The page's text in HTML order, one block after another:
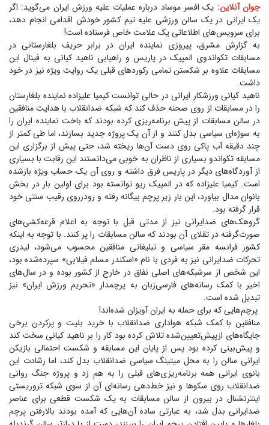
جوان آنلاین: یک افسر موساد درباره عملیات علیه ورزش ایران می‌گوید: اگر
یک ایرانی در یک سالن ورزشی علیه تیم کشور خودش اقدامی انجام دهد،
برای سرویس‌های اطلاعاتی یک علامت خاص فرستاده است!
به گزارش مشرق، پیروزی نماینده ایران در برابر حریف بلغارستانی در
مسابقات تکواندوی المپیک در پاریس و راهیابی ناهید کیانی به فینال این
مسابقات علاوه بر شکستن تمامی رکورد‌های قبلی یک روایت ویژه نیز در خود
داشت.
ناهید کیانی ورزشکار ایرانی در حالی توانست کیمیا علیزاده نماینده بلغارستان
را در مسابقات از روی صحنه حذف کند که شبکه ضدانقلاب با هدایت منافقین
در سالن مسابقات از پیش برنامه‌ریزی کرده بودند که باخت نماینده ایران را
به سوژه‌ای سیاسی بدل کنند و از آن یک پروژه جدید بسازند، اما طی کمتر از
چند دقیقه آب پاکی روی دست آن‌ها ریخته شد، حتی پیش از برگزاری این
مسابقه تکواندو بسیاری از ناظران به خوبی می‌دانستند این رقابت با بسیاری
از آوردگاه‌های دیگر در پاریس فرق داشته و روی آن یک حساب ویژه بازشده
است. کیمیا علیزاده که در المپیک ریو توانسته بود برای اولین بار در بخش
بانوان مدال بیاورد، این بار زیر پرچم بیگانه رفته و رودرروی رقیب سنتی خود
قرار گرفته بود.
گروهک‌های ضدایرانی نیز از مدتی قبل با توجه به اعلام قرعه‌کشی‌های
صورت‌گرفته در تقلای آن بودند که سالن مسابقات را پر کنند. با توجه به اینکه
کشور فرانسه مقر سیاسی و تبلیغاتی منافقین محسوب می‌شود، لیدری
تحرکات ضدایرانی نیز به فردی با نام «اسکندر مسلم فیلابی» سپرده‌شده بود،
این شخص از سرشبکه‌های اصلی نفاق در خارج از کشور بوده و در سال‌های
اخیر با کمک رسانه‌های فارسی‌زبان به پرچمدار «تحریم ورزش ایران» نیز
تبدیل شده است.
پرچم‌هایی که برای حمله به ایران آویزان شده‌اند!
منافقین با کمک شبکه هواداری ضدانقلاب با خرید بلیت و پرکردن برخی
جایگاه‌های از‌پیش‌تعیین‌شده تلاش کرده بود کار را بر ناهید کیانی سخت کند
و پیش‌بینی کرده بود پس از پایان این مسابقه و شکست احتمالی بازیکن
ایرانی سالن را به محل میتینگ سیاسی ضدانقلاب بدل کند، اما رشادت این
بانوی ایرانی همه برنامه‌ریزی‌های قبلی را به هم زد و پروژه جنگ روانی
ضدانقلاب روی سکو‌ها و نیز خط‌دهی رسانه‌ای آن از سوی شبکه تروریستی
اینترنشنال در بیرون از سالن مسابقات به یک شکست قطعی برای عناصر
ضدایرانی بدل شد، به عبارتی ساده آن‌هایی که آمده بودند بالا‌رفتن پرچم